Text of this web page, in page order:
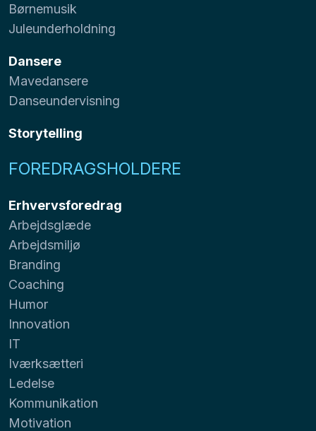
Børnemusik
Juleunderholdning
Dansere
Mavedansere
Danseundervisning
Storytelling
FOREDRAGSHOLDERE
Erhvervsforedrag
Arbejdsglæde
Arbejdsmiljø
Branding
Coaching
Humor
Innovation
IT
Iværksætteri
Ledelse
Kommunikation
Motivation